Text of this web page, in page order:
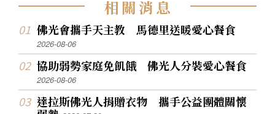
相關消息
佛光會攜手天主教 馬德里送暖愛心餐食
2026-08-06
協助弱勢家庭免飢餓 佛光人分裝愛心餐食
2026-08-06
達拉斯佛光人捐贈衣物 攜手公益團體關懷